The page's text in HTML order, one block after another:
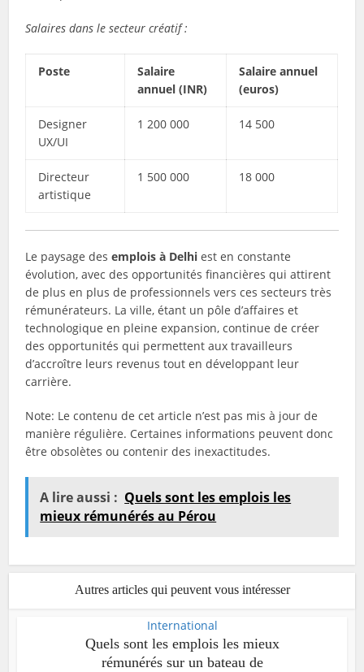
Salaires dans le secteur créatif :
Poste
Salaire
annuel (INR)
Salaire annuel
(euros)
Designer
UX/UI
1 200 000 14 500
Directeur
artistique
1 500 000 18 000
Le paysage desemplois à Delhi est en constante
évolution, avec des opportunités financières qui attirent
de plus en plus de professionnels vers ces secteurs très
rémunérateurs. La ville, étant un pôle d’affaires et
technologique en pleine expansion, continue de créer
des opportunités qui permettent aux travailleurs
d’accroître leurs revenus tout en développant leur
carrière.
Note: Le contenu de cet article n’est pas mis à jour de
manière régulière. Certaines informations peuvent donc
être obsolètes ou contenir des inexactitudes.
A lire aussi : Quels sont les emplois les
mieux rémunérés au Pérou
Autres articles qui peuvent vous intéresser
International
Quels sont les emplois les mieux
rémunérés sur un bateau de